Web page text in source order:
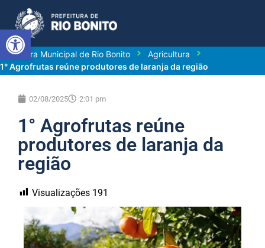
Abrir a barra de ferramentas
Prefeitura Municipal de Rio Bonito
Agricultura
1° Agrofrutas reúne produtores de laranja da região
02/08/2025 2:01 pm
1° Agrofrutas reúne
produtores de laranja da
região
Visualizações 191